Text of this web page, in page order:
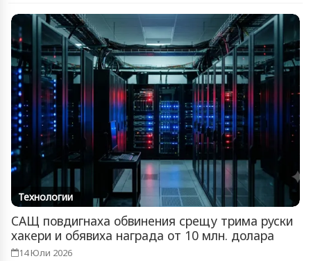
Технологии
САЩ повдигнаха обвинения срещу трима руски
хакери и обявиха награда от 10 млн. долара
14 Юли 2026